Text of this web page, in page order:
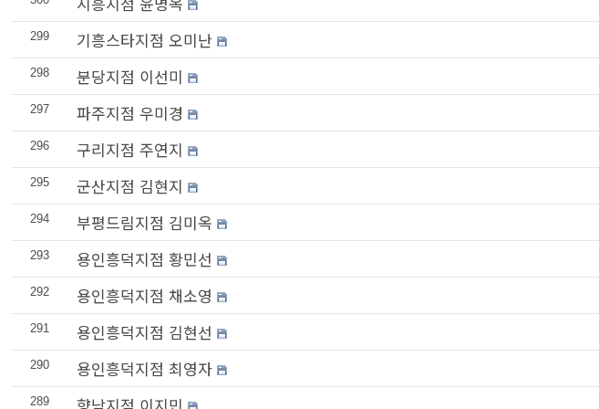
299 기흥스타지점 오미난
298 분당지점 이선미
297 파주지점 우미경
296 구리지점 주연지
295 군산지점 김현지
294 부평드림지점 김미옥
293 용인흥덕지점 황민선
292 용인흥덕지점 채소영
291 용인흥덕지점 김현선
290 용인흥덕지점 최영자
289